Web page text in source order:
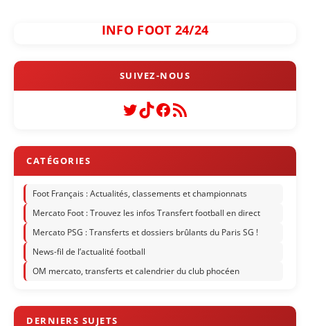
INFO FOOT 24/24
Twitter
TikTok
Facebook
Flux RSS
Foot Français : Actualités, classements et championnats
Mercato Foot : Trouvez les infos Transfert football en direct
Mercato PSG : Transferts et dossiers brûlants du Paris SG !
News-fil de l’actualité football
OM mercato, transferts et calendrier du club phocéen